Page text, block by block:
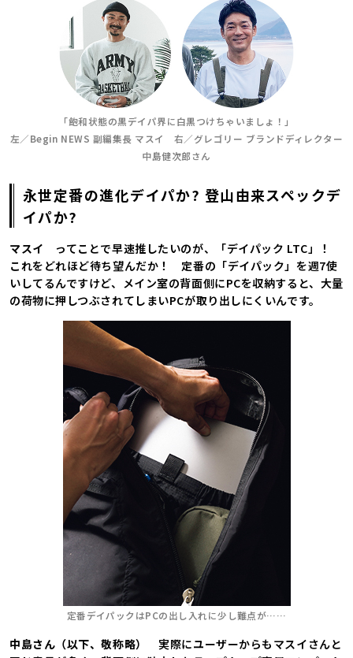
「飽和状態の黒デイパ界に白黒つけちゃいましょ！」
左／Begin NEWS 副編集長 マスイ 右／グレゴリー ブランドディレクター
中島健次郎さん
永世定番の進化デイパか? 登山由来スペックデ
イパか?
マスイ ってことで早速推したいのが、「デイパック LTC」！
これをどれほど待ち望んだか！ 定番の「デイパック」を週7使
いしてるんですけど、メイン室の背面側にPCを収納すると、大量
の荷物に押しつぶされてしまいPCが取り出しにくいんです。
定番デイパックはPCの出し入れに少し難点が……
中島さん（以下、敬称略）
実際にユーザーからもマスイさんと